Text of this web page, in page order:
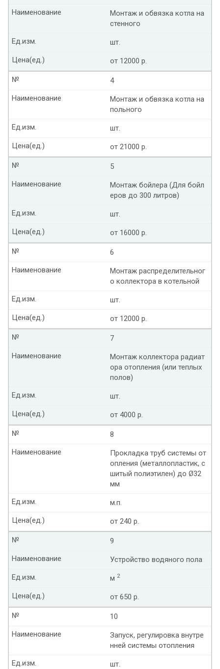
Монтаж и обвязка котла на
стенного
Наименование
шт.
Ед.изм.
от 12000 р.
Цена(ед.)
4
№
Монтаж и обвязка котла на
польного
Наименование
шт.
Ед.изм.
от 21000 р.
Цена(ед.)
5
№
Монтаж бойлера (Для бойл
еров до 300 литров)
Наименование
шт.
Ед.изм.
от 16000 р.
Цена(ед.)
6
№
Монтаж распределительног
о коллектора в котельной
Наименование
шт.
Ед.изм.
от 12000 р.
Цена(ед.)
7
№
Монтаж коллектора радиат
ора отопления (или теплых
полов)
Наименование
шт.
Ед.изм.
от 4000 р.
Цена(ед.)
8
№
Прокладка труб системы от
опления (металлопластик, с
шитый полиэтилен) до Ø32
мм
Наименование
м.п.
Ед.изм.
от 240 р.
Цена(ед.)
9
№
Устройство водяного пола
Наименование
м 2
Ед.изм.
от 650 р.
Цена(ед.)
10
№
Запуск, регулировка внутре
нней системы отопления
Наименование
шт.
Ед.изм.